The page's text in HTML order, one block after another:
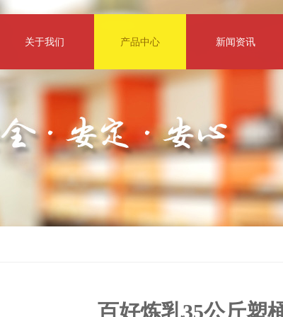
关于我们 产品中心 新闻资讯
百好炼乳35公斤塑